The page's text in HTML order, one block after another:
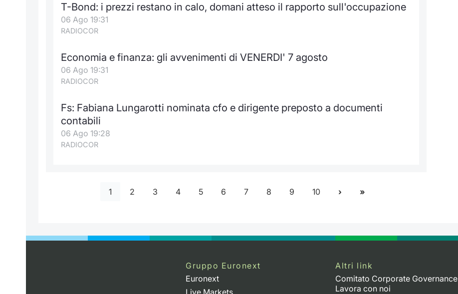
T-Bond: i prezzi restano in calo, domani atteso il rapporto sull'occupazione
06 Ago 19:31
RADIOCOR
Economia e finanza: gli avvenimenti di VENERDI' 7 agosto
06 Ago 19:31
RADIOCOR
Fs: Fabiana Lungarotti nominata cfo e dirigente preposto a documenti
contabili
06 Ago 19:28
RADIOCOR
1 2 3 4 5 6 7 8 9 10
Gruppo Euronext
Euronext
Live Markets
Altri link
Comitato Corporate Governance
Lavora con noi